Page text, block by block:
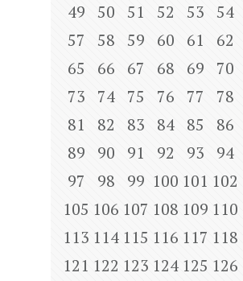
49
50 51 52 53 54
57
58 59 60 61 62
65
66 67 68 69 70
73
74 75 76 77 78
81
82 83 84 85 86
89
90 91 92 93 94
97
98 99 100 101 102
105 106 107 108 109 110
113 114 115 116 117 118
121 122 123 124 125 126